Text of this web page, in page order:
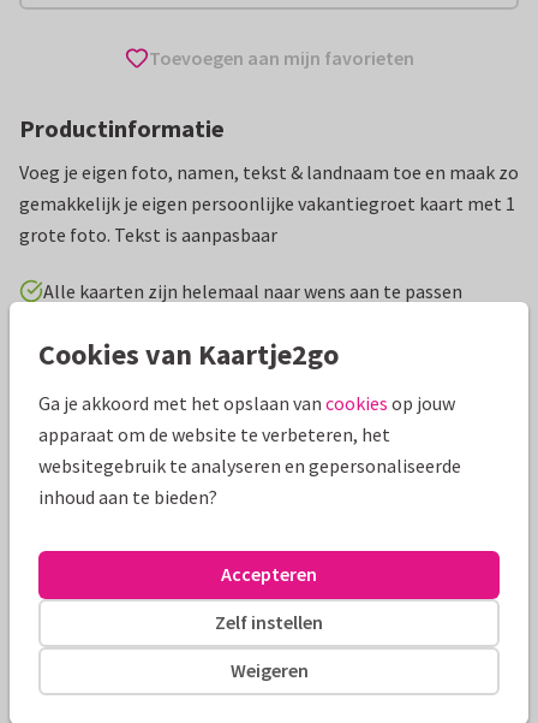
Toevoegen aan mijn favorieten
Productinformatie
Voeg je eigen foto, namen, tekst & landnaam toe en maak zo
gemakkelijk je eigen persoonlijke vakantiegroet kaart met 1
grote foto. Tekst is aanpasbaar
Alle kaarten zijn helemaal naar wens aan te passen
Vakantiekaarten ilse
Specificaties bij deze kaart
Papiersoort: Kies uit 6 luxe papiersoorten
Adres: Achterop de kaart
Formaten
Cookies van Kaartje2go
Ga je akkoord met het opslaan van cookies op jouw
apparaat om de website te verbeteren, het
websitegebruik te analyseren en gepersonaliseerde
inhoud aan te bieden?
Weigeren
Zelf instellen
Accepteren